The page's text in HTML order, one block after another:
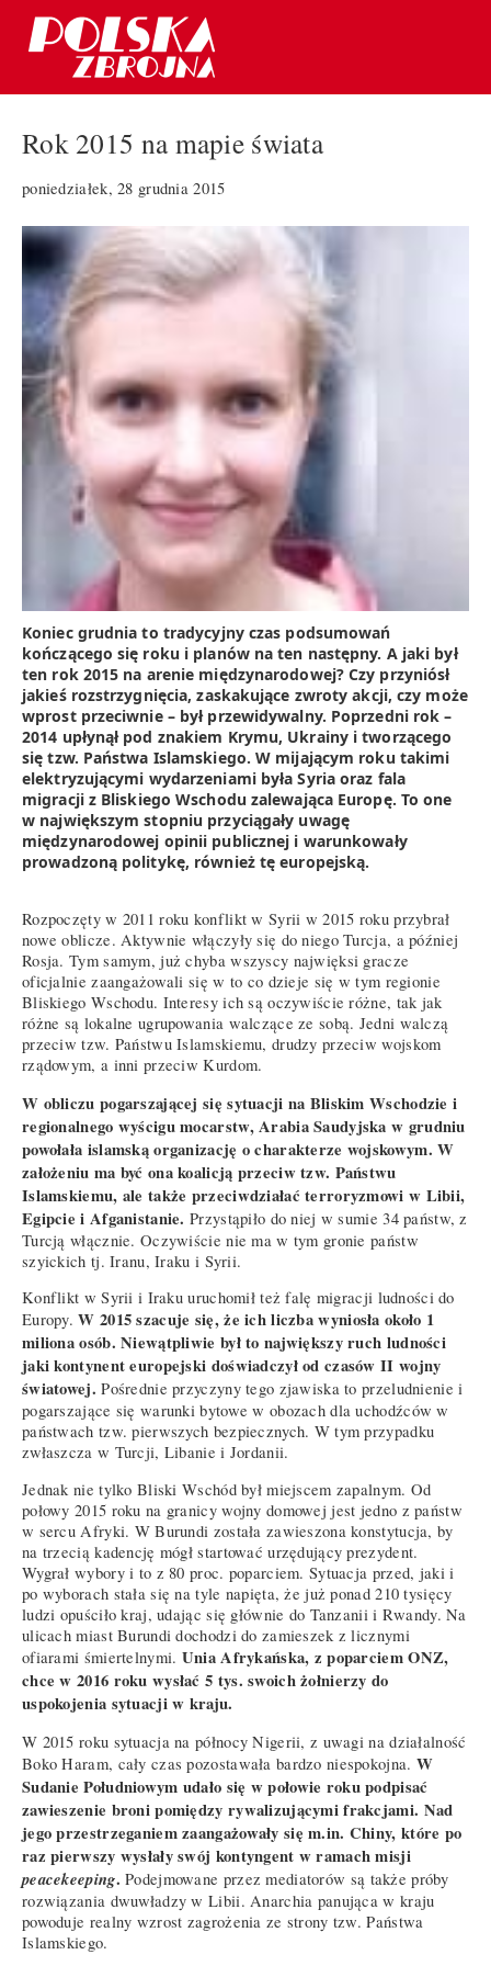
Rok 2015 na mapie świata
poniedziałek, 28 grudnia 2015
Koniec grudnia to tradycyjny czas podsumowań
kończącego się roku i planów na ten następny. A jaki był
ten rok 2015 na arenie międzynarodowej? Czy przyniósł
jakieś rozstrzygnięcia, zaskakujące zwroty akcji, czy może
wprost przeciwnie – był przewidywalny. Poprzedni rok –
2014 upłynął pod znakiem Krymu, Ukrainy i tworzącego
się tzw. Państwa Islamskiego. W mijającym roku takimi
elektryzującymi wydarzeniami była Syria oraz fala
migracji z Bliskiego Wschodu zalewająca Europę. To one
w największym stopniu przyciągały uwagę
międzynarodowej opinii publicznej i warunkowały
prowadzoną politykę, również tę europejską.
Rozpoczęty w 2011 roku konflikt w Syrii w 2015 roku przybrał
nowe oblicze. Aktywnie włączyły się do niego Turcja, a później
Rosja. Tym samym, już chyba wszyscy najwięksi gracze
oficjalnie zaangażowali się w to co dzieje się w tym regionie
Bliskiego Wschodu. Interesy ich są oczywiście różne, tak jak
różne są lokalne ugrupowania walczące ze sobą. Jedni walczą
przeciw tzw. Państwu Islamskiemu, drudzy przeciw wojskom
rządowym, a inni przeciw Kurdom.
W obliczu pogarszającej się sytuacji na Bliskim Wschodzie i
regionalnego wyścigu mocarstw, Arabia Saudyjska w grudniu
powołała islamską organizację o charakterze wojskowym. W
założeniu ma być ona koalicją przeciw tzw. Państwu
Islamskiemu, ale także przeciwdziałać terroryzmowi w Libii,
Egipcie i Afganistanie. Przystąpiło do niej w sumie 34 państw, z
Turcją włącznie. Oczywiście nie ma w tym gronie państw
szyickich tj. Iranu, Iraku i Syrii.
Konflikt w Syrii i Iraku uruchomił też falę migracji ludności do
Europy.W 2015 szacuje się, że ich liczba wyniosła około 1
miliona osób. Niewątpliwie był to największy ruch ludności
jaki kontynent europejski doświadczył od czasów II wojny
światowej. Pośrednie przyczyny tego zjawiska to przeludnienie i
pogarszające się warunki bytowe w obozach dla uchodźców w
państwach tzw. pierwszych bezpiecznych. W tym przypadku
zwłaszcza w Turcji, Libanie i Jordanii.
Jednak nie tylko Bliski Wschód był miejscem zapalnym. Od
połowy 2015 roku na granicy wojny domowej jest jedno z państw
w sercu Afryki. W Burundi została zawieszona konstytucja, by
na trzecią kadencję mógł startować urzędujący prezydent.
Wygrał wybory i to z 80 proc. poparciem. Sytuacja przed, jaki i
po wyborach stała się na tyle napięta, że już ponad 210 tysięcy
ludzi opuściło kraj, udając się głównie do Tanzanii i Rwandy. Na
ulicach miast Burundi dochodzi do zamieszek z licznymi
ofiarami śmiertelnymi. Unia Afrykańska, z poparciem ONZ,
chce w 2016 roku wysłać 5 tys. swoich żołnierzy do
uspokojenia sytuacji w kraju.
W 2015 roku sytuacja na północy Nigerii, z uwagi na działalność
Boko Haram, cały czas pozostawała bardzo niespokojna. W
Sudanie Południowym udało się w połowie roku podpisać
zawieszenie broni pomiędzy rywalizującymi frakcjami. Nad
jego przestrzeganiem zaangażowały się m.in. Chiny, które po
raz pierwszy wysłały swój kontyngent w ramach misji
peacekeeping. Podejmowane przez mediatorów są także próby
rozwiązania dwuwładzy w Libii. Anarchia panująca w kraju
powoduje realny wzrost zagrożenia ze strony tzw. Państwa
Islamskiego.